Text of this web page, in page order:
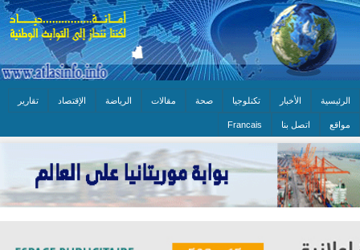
الرئيسية الأخبار تكنلوجيا صحة مقالات الرياضة الإقتصاد تقارير
مواقع اتصل بنا Francais